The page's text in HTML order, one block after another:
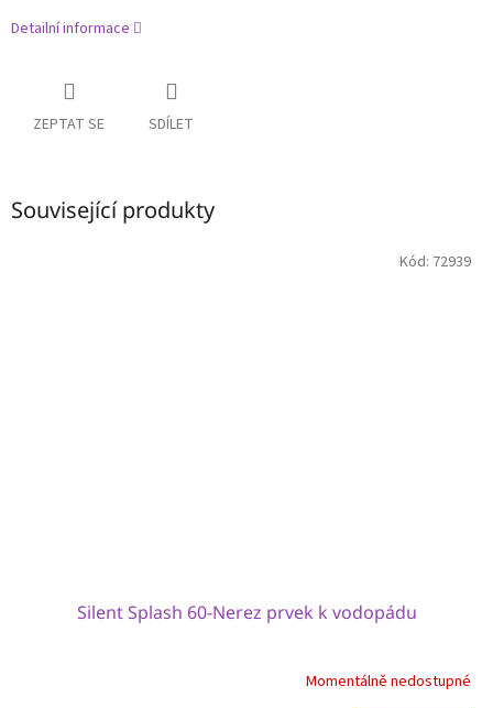
Detailní informace
ZEPTAT SE SDÍLET
Související produkty
Silent Splash 60-Nerez prvek k vodopádu
Momentálně nedostupné
Kód: 72939